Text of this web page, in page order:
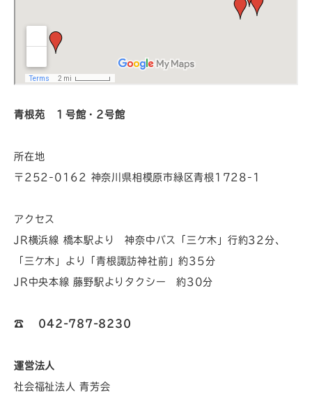
青根苑 １号館・ 2号館
所在地
〒252-0162 神奈川県相模原市緑区青根1728-1
アクセス
JR横浜線 橋本駅より 神奈中バス「三ケ木」行約32分、
「三ケ木」より「青根諏訪神社前」約35分
JR中央本線 藤野駅よりタクシー 約30分
☎︎ 042-787-8230
運営法人
社会福祉法人 青芳会